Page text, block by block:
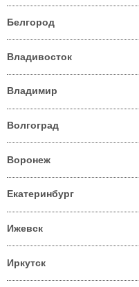
Белгород
Владивосток
Владимир
Волгоград
Воронеж
Екатеринбург
Ижевск
Иркутск